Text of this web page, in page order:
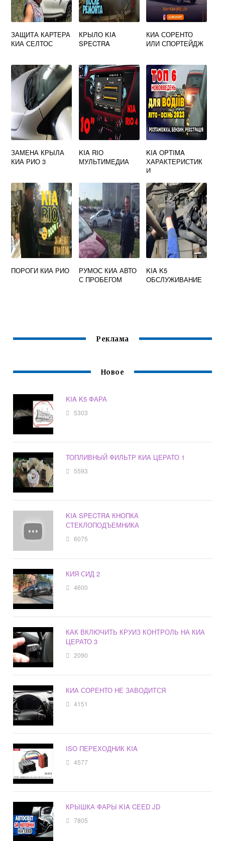
ЗАЩИТА КАРТЕРА
КИА СЕЛТОС
КРЫЛО KIA
SPECTRA
КИА СОРЕНТО
ИЛИ СПОРТЕЙДЖ
ЗАМЕНА КРЫЛА
КИА РИО 3
KIA RIO
МУЛЬТИМЕДИА
KIA OPTIMA
ХАРАКТЕРИСТИК
И
ПОРОГИ КИА РИО
РУМОС КИА АВТО
С ПРОБЕГОМ
KIA K5
ОБСЛУЖИВАНИЕ
Реклама
Новое
KIA K5 ФАРА
5303
ТОПЛИВНЫЙ ФИЛЬТР КИА ЦЕРАТО 1
5593
KIA SPECTRA КНОПКА
СТЕКЛОПОДЪЕМНИКА
6075
КИЯ СИД 2
4600
КАК ВКЛЮЧИТЬ КРУИЗ КОНТРОЛЬ НА КИА
ЦЕРАТО 3
2090
КИА СОРЕНТО НЕ ЗАВОДИТСЯ
4151
ISO ПЕРЕХОДНИК KIA
4577
КРЫШКА ФАРЫ KIA CEED JD
7805